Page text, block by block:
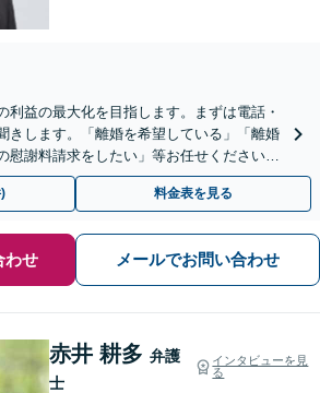
利益の最大化を目指します。まずは電話・
きします。「離婚を希望している」「離婚
慰謝料請求をしたい」等お任せください。
】
料金表を見る
わせ メールでお問い合わせ
赤井 耕多 弁護
士
インタビューを見
る